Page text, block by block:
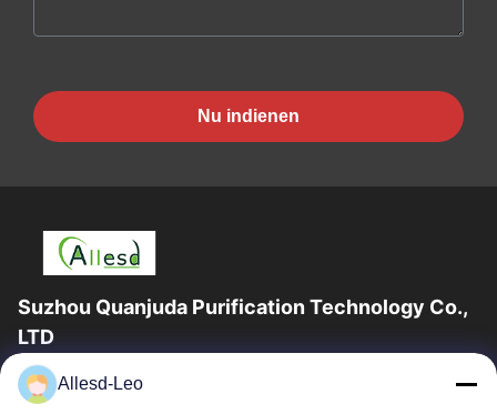
Nu indienen
Suzhou Quanjuda Purification Technology Co.,
LTD
16years ervaring, als belangrijke fabrikant en exporteur van
ESD & Cleanroom producten, bieden wij een volledige lijn van
Allesd-Leo